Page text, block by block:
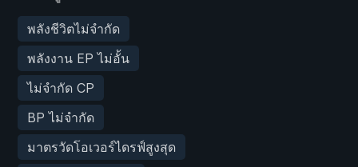
พลังชีวิตไม่จำกัด
พลังงาน EP ไม่อั้น
ไม่จำกัด CP
BP ไม่จำกัด
มาตรวัดโอเวอร์ไดรฟ์สูงสุด